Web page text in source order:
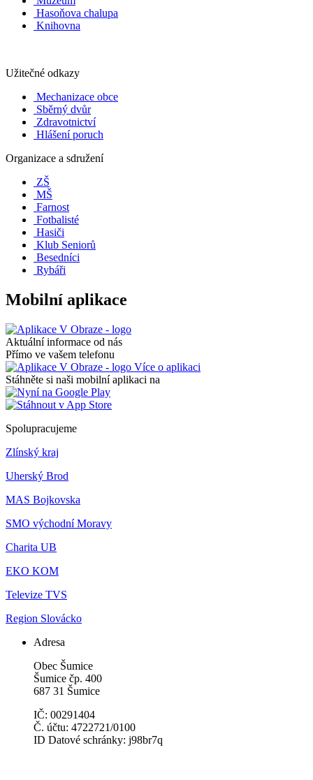
Hasoňova chalupa
Knihovna
Užitečné odkazy
Mechanizace obce
Sběrný dvůr
Zdravotnictví
Hlášení poruch
Organizace a sdružení
ZŠ
MŠ
Farnost
Fotbalisté
Hasiči
Klub Seniorů
Besedníci
Rybáři
Mobilní aplikace
Aktuální informace od nás
Přímo ve vašem telefonu
Více o aplikaci
Stáhněte si naši mobilní aplikaci na
Spolupracujeme
Zlínský kraj
Uherský Brod
MAS Bojkovska
SMO východní Moravy
Charita UB
EKO KOM
Televize TVS
Region Slovácko
Adresa
Obec Šumice
Šumice čp. 400
687 31 Šumice
IČ: 00291404
Č. účtu: 4722721/0100
ID Datové schránky: j98br7q